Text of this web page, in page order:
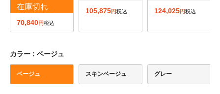
在庫切れ
70,840 税込
105,875 税込 124,025 税込
カラー ベージュ
ベージュ スキンベージュ グレー